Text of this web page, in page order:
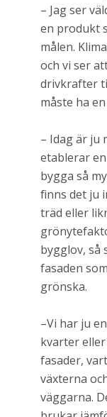
– Jag ser
en produkt
målen.
och vi ser
drivkrafter
måste ha
– Idag är ju
etablerar
bygga så
finns det ju
träd eller
bygglov, så
fasaden
grönska.
–Vi har ju
kvarter
fasader,
växterna
väggarna.